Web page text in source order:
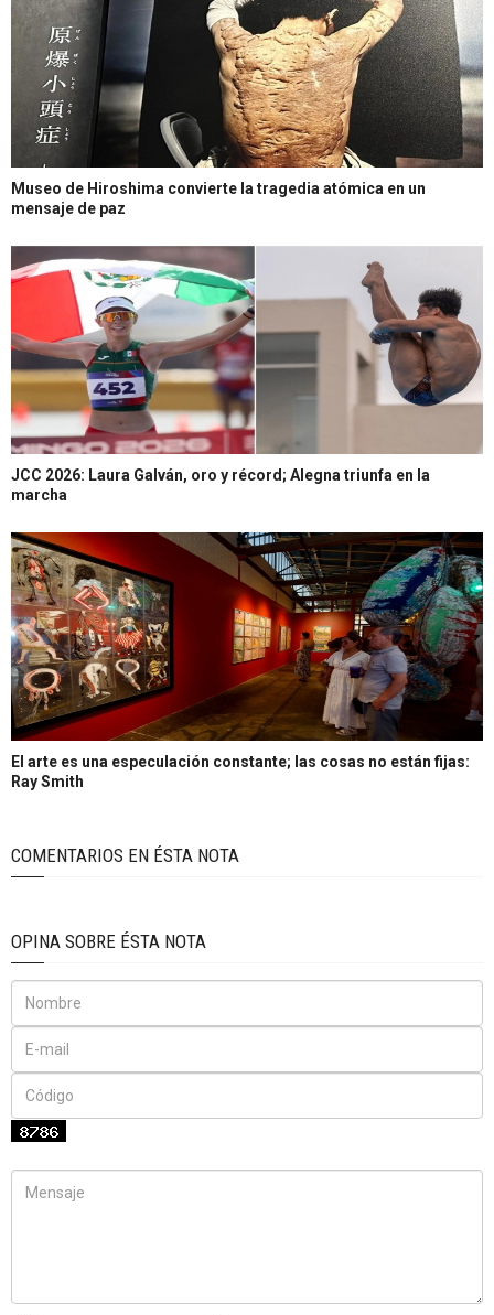
Museo de Hiroshima convierte la tragedia atómica en un
mensaje de paz
JCC 2026: Laura Galván, oro y récord; Alegna triunfa en la
marcha
El arte es una especulación constante; las cosas no están fijas:
Ray Smith
COMENTARIOS EN ÉSTA NOTA
OPINA SOBRE ÉSTA NOTA